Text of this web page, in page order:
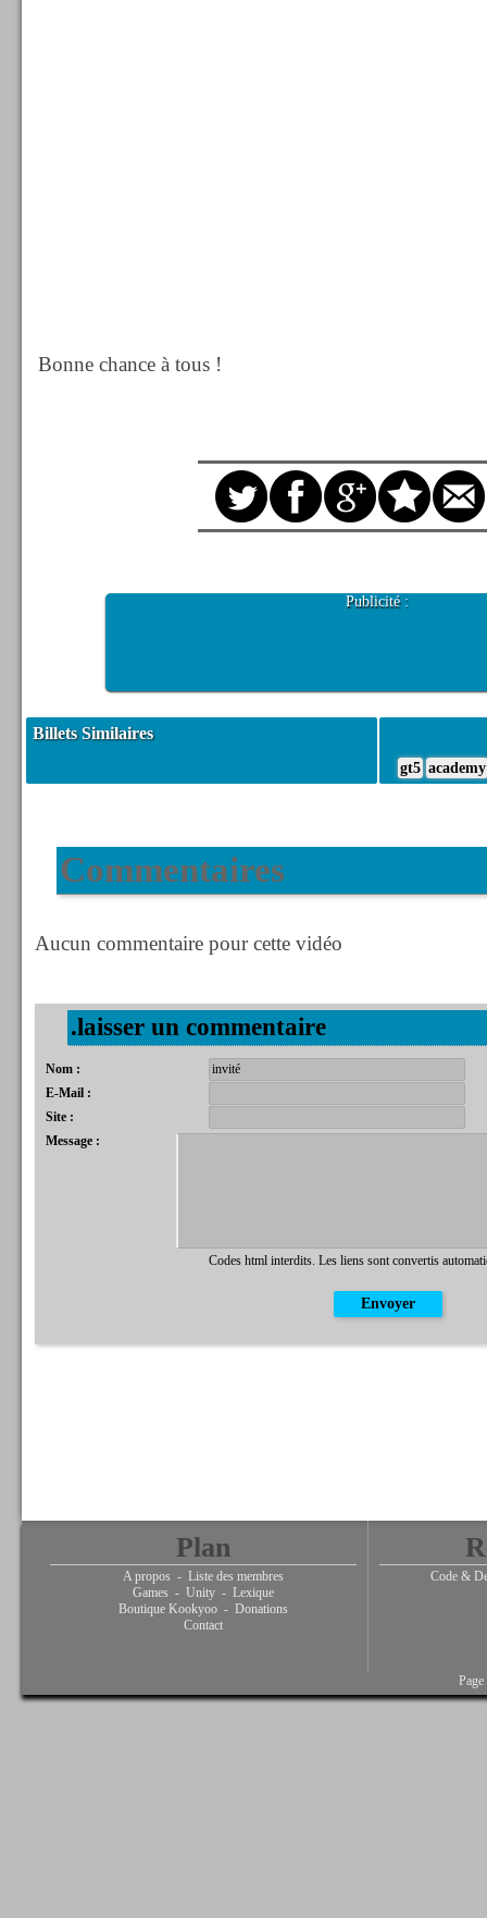
Bonne chance à tous !
Publicité :
Billets Similaires
gt5 academy
Commentaires
Aucun commentaire pour cette vidéo
.laisser un commentaire
Nom :
E-Mail :
Site :
Message :
Codes html interdits. Les liens sont convertis
Plan
A propos - Liste des membres
Games - Unity - Lexique
Boutique Kookyoo - Donations
Contact
Code &